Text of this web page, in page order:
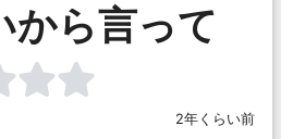
から言って
2年くらい前